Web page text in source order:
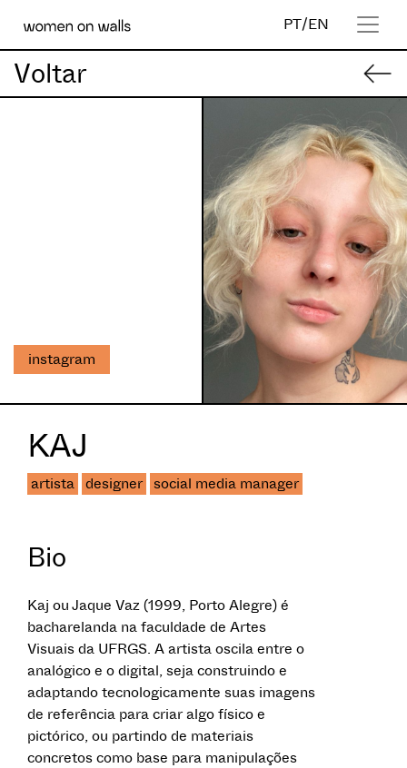
PT/EN
Voltar
instagram
KAJ
artista designer social media manager
Bio
Kaj ou Jaque Vaz (1999, Porto Alegre) é
bacharelanda na faculdade de Artes
Visuais da UFRGS. A artista oscila entre o
analógico e o digital, seja construindo e
adaptando tecnologicamente suas imagens
de referência para criar algo físico e
pictórico, ou partindo de materiais
concretos como base para manipulações